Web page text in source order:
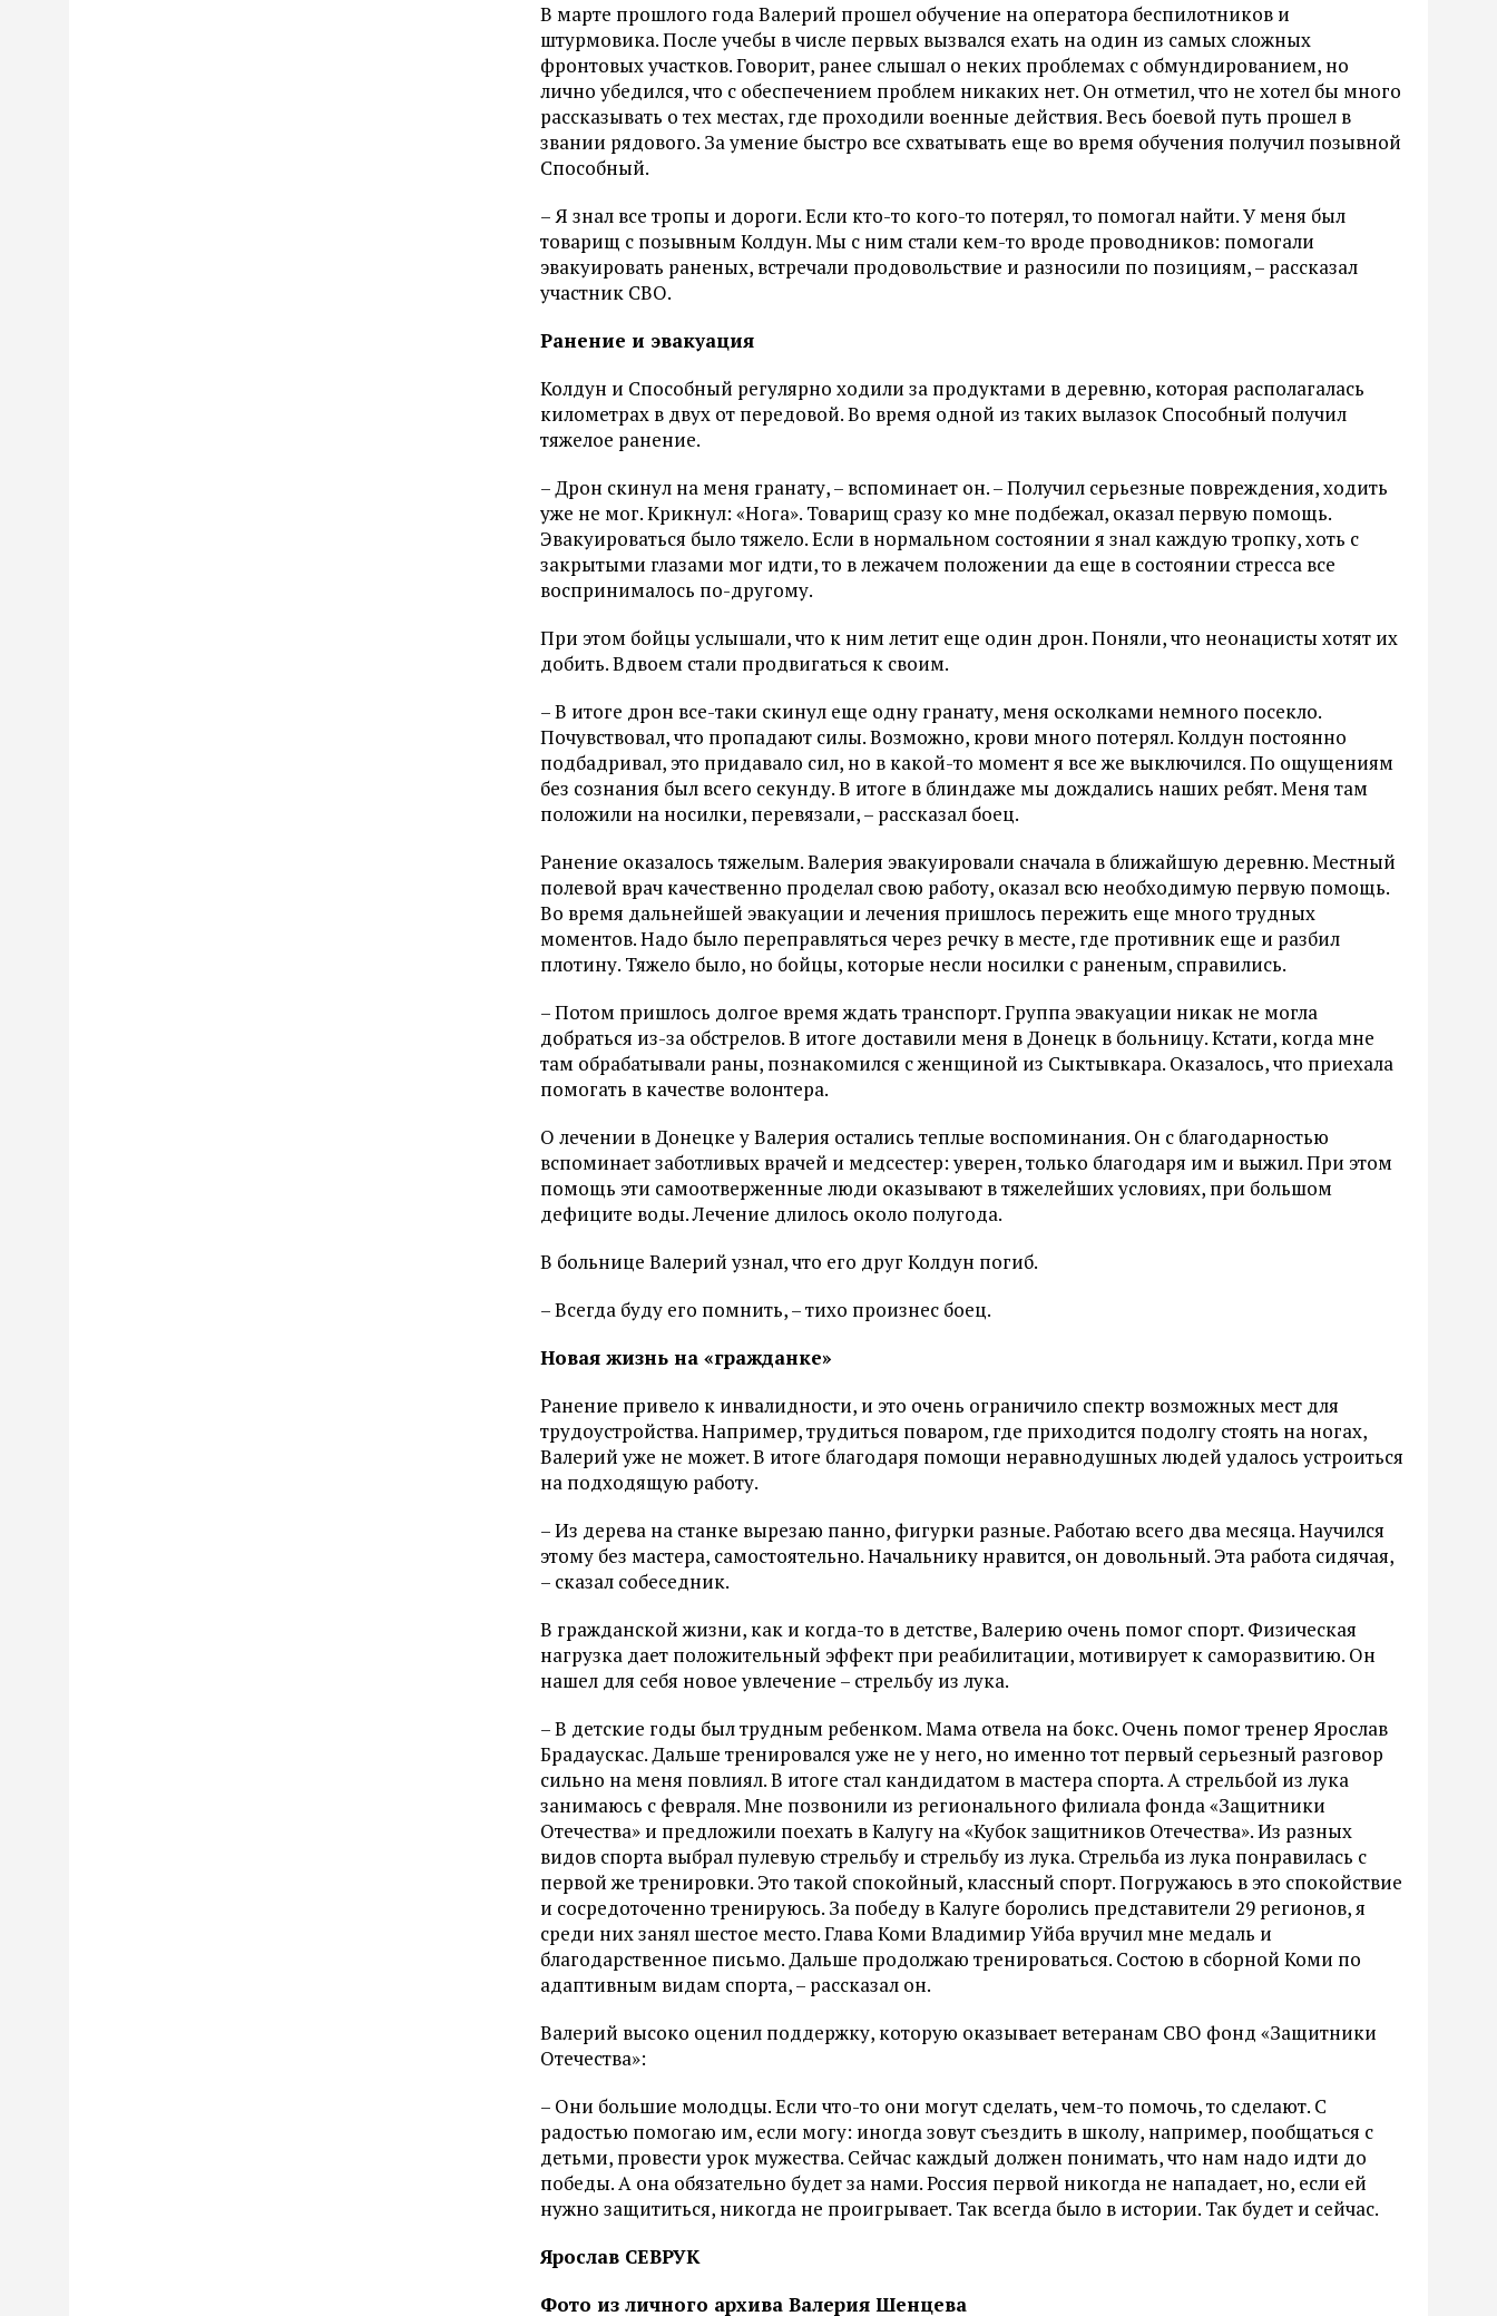
В марте прошлого года Валерий прошел обучение на оператора беспилотников и
штурмовика. После учебы в числе первых вызвался ехать на один из самых сложных
фронтовых участков. Говорит, ранее слышал о неких проблемах с обмундированием, но
лично убедился, что с обеспечением проблем никаких нет. Он отметил, что не хотел бы много
рассказывать о тех местах, где проходили военные действия. Весь боевой путь прошел в
звании рядового. За умение быстро все схватывать еще во время обучения получил позывной
Способный.
– Я знал все тропы и дороги. Если кто-то кого-то потерял, то помогал найти. У меня был
товарищ с позывным Колдун. Мы с ним стали кем-то вроде проводников: помогали
эвакуировать раненых, встречали продовольствие и разносили по позициям, – рассказал
участник СВО.
Ранение и эвакуация
Колдун и Способный регулярно ходили за продуктами в деревню, которая располагалась
километрах в двух от передовой. Во время одной из таких вылазок Способный получил
тяжелое ранение.
– Дрон скинул на меня гранату, – вспоминает он. – Получил серьезные повреждения, ходить
уже не мог. Крикнул: «Нога». Товарищ сразу ко мне подбежал, оказал первую помощь.
Эвакуироваться было тяжело. Если в нормальном состоянии я знал каждую тропку, хоть с
закрытыми глазами мог идти, то в лежачем положении да еще в состоянии стресса все
воспринималось по-другому.
При этом бойцы услышали, что к ним летит еще один дрон. Поняли, что неонацисты хотят их
добить. Вдвоем стали продвигаться к своим.
– В итоге дрон все-таки скинул еще одну гранату, меня осколками немного посекло.
Почувствовал, что пропадают силы. Возможно, крови много потерял. Колдун постоянно
подбадривал, это придавало сил, но в какой-то момент я все же выключился. По ощущениям
без сознания был всего секунду. В итоге в блиндаже мы дождались наших ребят. Меня там
положили на носилки, перевязали, – рассказал боец.
Ранение оказалось тяжелым. Валерия эвакуировали сначала в ближайшую деревню. Местный
полевой врач качественно проделал свою работу, оказал всю необходимую первую помощь.
Во время дальнейшей эвакуации и лечения пришлось пережить еще много трудных
моментов. Надо было переправляться через речку в месте, где противник еще и разбил
плотину. Тяжело было, но бойцы, которые несли носилки с раненым, справились.
– Потом пришлось долгое время ждать транспорт. Группа эвакуации никак не могла
добраться из-за обстрелов. В итоге доставили меня в Донецк в больницу. Кстати, когда мне
там обрабатывали раны, познакомился с женщиной из Сыктывкара. Оказалось, что приехала
помогать в качестве волонтера.
О лечении в Донецке у Валерия остались теплые воспоминания. Он с благодарностью
вспоминает заботливых врачей и медсестер: уверен, только благодаря им и выжил. При этом
помощь эти самоотверженные люди оказывают в тяжелейших условиях, при большом
дефиците воды. Лечение длилось около полугода.
В больнице Валерий узнал, что его друг Колдун погиб.
– Всегда буду его помнить, – тихо произнес боец.
Новая жизнь на «гражданке»
Ранение привело к инвалидности, и это очень ограничило спектр возможных мест для
трудоустройства. Например, трудиться поваром, где приходится подолгу стоять на ногах,
Валерий уже не может. В итоге благодаря помощи неравнодушных людей удалось устроиться
на подходящую работу.
– Из дерева на станке вырезаю панно, фигурки разные. Работаю всего два месяца. Научился
этому без мастера, самостоятельно. Начальнику нравится, он довольный. Эта работа сидячая,
– сказал собеседник.
В гражданской жизни, как и когда-то в детстве, Валерию очень помог спорт. Физическая
нагрузка дает положительный эффект при реабилитации, мотивирует к саморазвитию. Он
нашел для себя новое увлечение – стрельбу из лука.
– В детские годы был трудным ребенком. Мама отвела на бокс. Очень помог тренер Ярослав
Брадаускас. Дальше тренировался уже не у него, но именно тот первый серьезный разговор
сильно на меня повлиял. В итоге стал кандидатом в мастера спорта. А стрельбой из лука
занимаюсь с февраля. Мне позвонили из регионального филиала фонда «Защитники
Отечества» и предложили поехать в Калугу на «Кубок защитников Отечества». Из разных
видов спорта выбрал пулевую стрельбу и стрельбу из лука. Стрельба из лука понравилась с
первой же тренировки. Это такой спокойный, классный спорт. Погружаюсь в это спокойствие
и сосредоточенно тренируюсь. За победу в Калуге боролись представители 29 регионов, я
среди них занял шестое место. Глава Коми Владимир Уйба вручил мне медаль и
благодарственное письмо. Дальше продолжаю тренироваться. Состою в сборной Коми по
адаптивным видам спорта, – рассказал он.
Валерий высоко оценил поддержку, которую оказывает ветеранам СВО фонд «Защитники
Отечества»:
– Они большие молодцы. Если что-то они могут сделать, чем-то помочь, то сделают. С
радостью помогаю им, если могу: иногда зовут съездить в школу, например, пообщаться с
детьми, провести урок мужества. Сейчас каждый должен понимать, что нам надо идти до
победы. А она обязательно будет за нами. Россия первой никогда не нападает, но, если ей
нужно защититься, никогда не проигрывает. Так всегда было в истории. Так будет и сейчас.
Ярослав СЕВРУК
Фото из личного архива Валерия Шенцева